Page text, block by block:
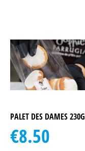
PALET DES DAMES 230G
€8.50